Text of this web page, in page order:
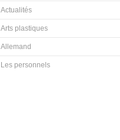
Actualités
Arts plastiques
Allemand
Les personnels